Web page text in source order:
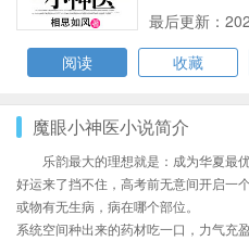
最后更新：
阅读
收藏
魔眼小神医小说简介
乐韵最大的理想就是：成为华夏最优
好运来了挡不住，高考前无意间开启一
或物有无生病，病在哪个部位。
系统空间种出来的药材吃一口，力气充